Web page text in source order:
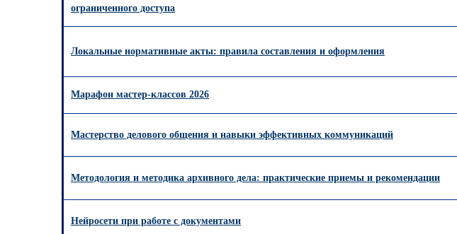
ограниченного доступа
Локальные нормативные акты: правила составления и оформления
Марафон мастер-классов 2026
Мастерство делового общения и навыки эффективных коммуникаций
Методология и методика архивного дела: практические приемы и рекомендации
Нейросети при работе с документами